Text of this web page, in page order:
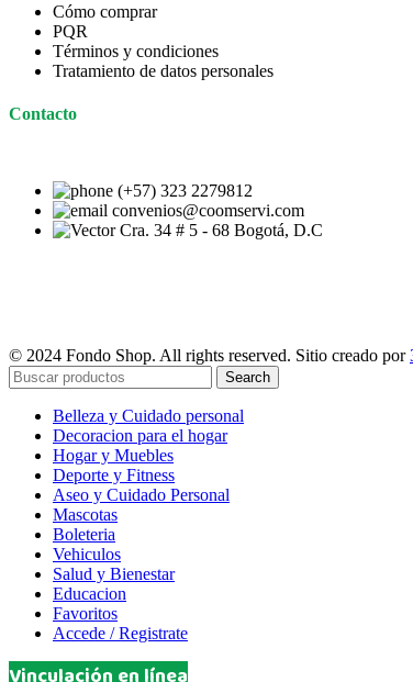
Cómo comprar
PQR
Términos y condiciones
Tratamiento de datos personales
Contacto
(+57) 323 2279812
convenios@coomservi.com
Cra. 34 # 5 - 68 Bogotá, D.C
© 2024 Fondo Shop. All rights reserved. Sitio creado por
Search
Belleza y Cuidado personal
Decoracion para el hogar
Hogar y Muebles
Deporte y Fitness
Aseo y Cuidado Personal
Mascotas
Boleteria
Vehiculos
Salud y Bienestar
Educacion
Favoritos
Accede / Registrate